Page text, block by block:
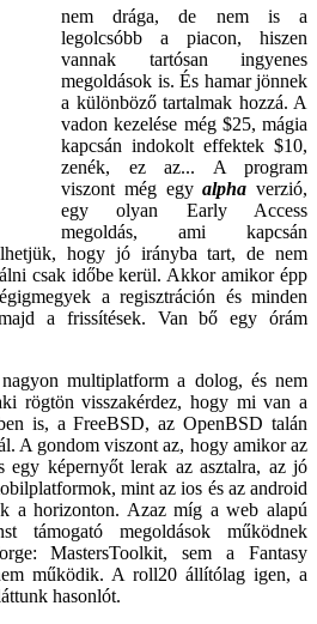
nem drága, de nem is a
legolcsóbb a piacon, hiszen
vannak tartósan ingyenes
megoldások is. És hamar jönnek
a különböző tartalmak hozzá. A
vadon kezelése még $25, mágia
kapcsán indokolt effektek $10,
zenék, ez az... A program
viszont még egyalpha verzió,
egy olyan Early Access
megoldás, ami kapcsán
hogy jó irányba tart, de nem
csak időbe kerül. Akkor amikor épp
a regisztráción és minden
a frissítések. Van bő egy órám
multiplatform a dolog, és nem
rögtön visszakérdez, hogy mi van a
is, a FreeBSD, az OpenBSD talán
A gondom viszont az, hogy amikor az
egy képernyőt lerak az asztalra, az jó
mint az ios és az android
a horizonton. Azaz míg a web alapú
támogató megoldások működnek
MastersToolkit, sem a Fantasy
működik. A roll20 állítólag igen, a
hasonlót.